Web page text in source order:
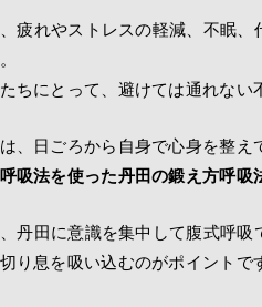
疲れやストレスの軽減、不眠
ちにとって、避けては通れない
、日ごろから自身で心身を整え
呼吸法を使った丹田の鍛え方呼吸
丹田に意識を集中して腹式呼
り息を吸い込むのがポイントで